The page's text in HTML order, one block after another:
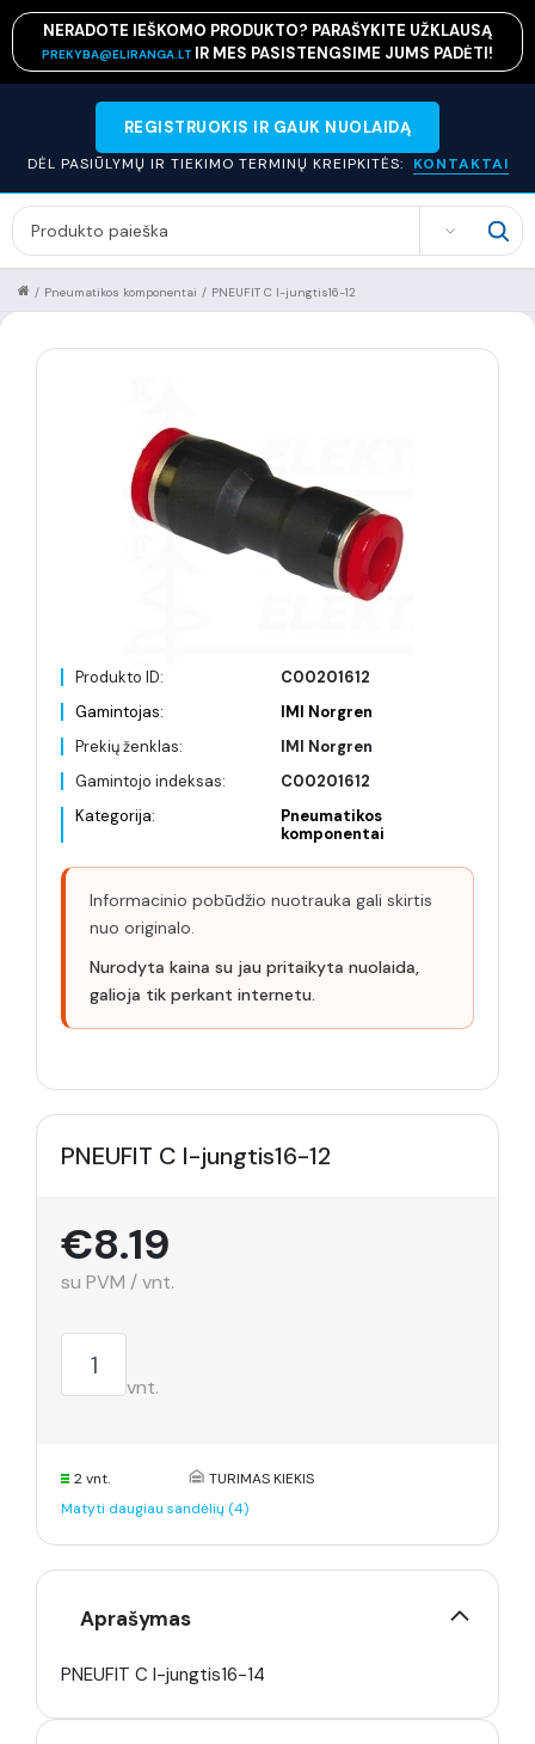
NERADOTE IEŠKOMO PRODUKTO? PARAŠYKITE UŽKLAUSĄ
PREKYBA@ELIRANGA.LT IR MES PASISTENGSIME JUMS PADĖTI!
REGISTRUOKIS IR GAUK NUOLAIDĄ
DĖL PASIŪLYMŲ IR TIEKIMO TERMINŲ KREIPKITĖS: KONTAKTAI
SEARCH
PNEUFIT C I-jungtis16-12
/
Pneumatikos komponentai
/
Produkto ID:
C00201612
Gamintojas:
IMI Norgren
Prekių ženklas:
IMI Norgren
Gamintojo indeksas:
C00201612
Kategorija:
Pneumatikos
komponentai
Informacinio pobūdžio nuotrauka gali skirtis
nuo originalo.
Nurodyta kaina su jau pritaikyta nuolaida,
galioja tik perkant internetu.
PNEUFIT C I-jungtis16-12
€8.19
su PVM / vnt.
vnt.
2 vnt.
TURIMAS KIEKIS
Matyti daugiau sandėlių (4)
Aprašymas
PNEUFIT C I-jungtis16-14